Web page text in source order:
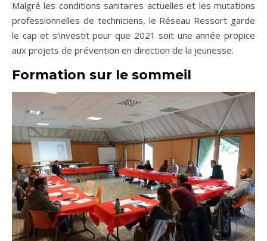
Malgré les conditions sanitaires actuelles et les mutations
professionnelles de techniciens, le Réseau Ressort garde
le cap et s’investit pour que 2021 soit une année propice
aux projets de prévention en direction de la jeunesse.
Formation sur le sommeil